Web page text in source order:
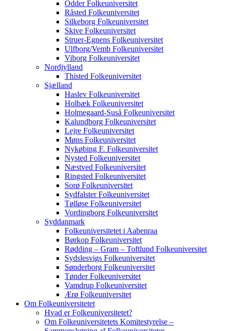
Odder Folkeuniversitet
Råsted Folkeuniversitet
Silkeborg Folkeuniversitet
Skive Folkeuniversitet
Struer-Egnens Folkeuniversitet
Ulfborg/Vemb Folkeuniversitet
Viborg Folkeuniversitet
Nordjylland
Thisted Folkeuniversitet
Sjælland
Haslev Folkeuniversitet
Holbæk Folkeuniversitet
Holmegaard-Suså Folkeuniversitet
Kalundborg Folkeuniversitet
Lejre Folkeuniversitet
Møns Folkeuniversitet
Nykøbing F. Folkeuniversitet
Nysted Folkeuniversitet
Næstved Folkeuniversitet
Ringsted Folkeuniversitet
Sorø Folkeuniversitet
Sydfalster Folkeuniversitet
Tølløse Folkeuniversitet
Vordingborg Folkeuniversitet
Syddanmark
Folkeuniversitetet i Aabenraa
Børkop Folkeuniversitet
Rødding – Gram – Toftlund Folkeuniversitet
Sydslesvigs Folkeuniversitet
Sønderborg Folkeuniversitet
Tønder Folkeuniversitet
Vamdrup Folkeuniversitet
Ærø Folkeuniversitet
Om Folkeuniversitetet
Hvad er Folkeuniversitetet?
Om Folkeuniversitetets Komitestyrelse –